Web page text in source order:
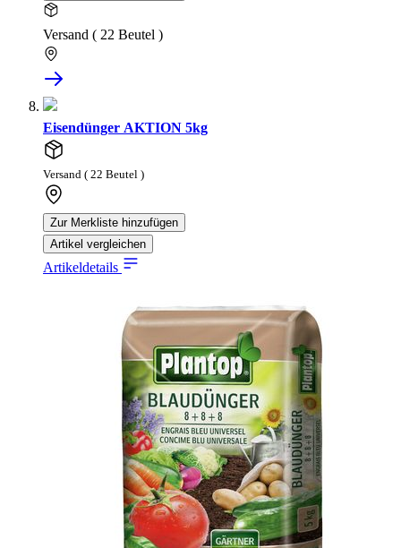
Versand ( 22 Beutel )
Eisendünger AKTION 5kg
Versand ( 22 Beutel )
Zur Merkliste hinzufügen
Artikel vergleichen
Artikeldetails